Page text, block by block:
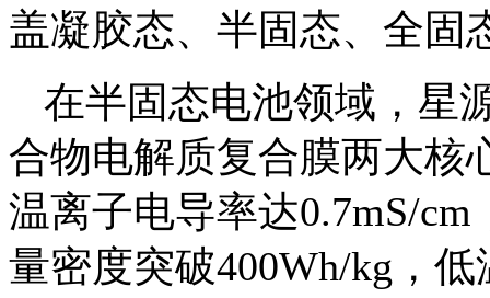
盖凝胶态、半固态、全固
在半固态电池领域，星
合物电解质复合膜两大核
温离子电导率达0.7mS/
量密度突破400Wh/kg，